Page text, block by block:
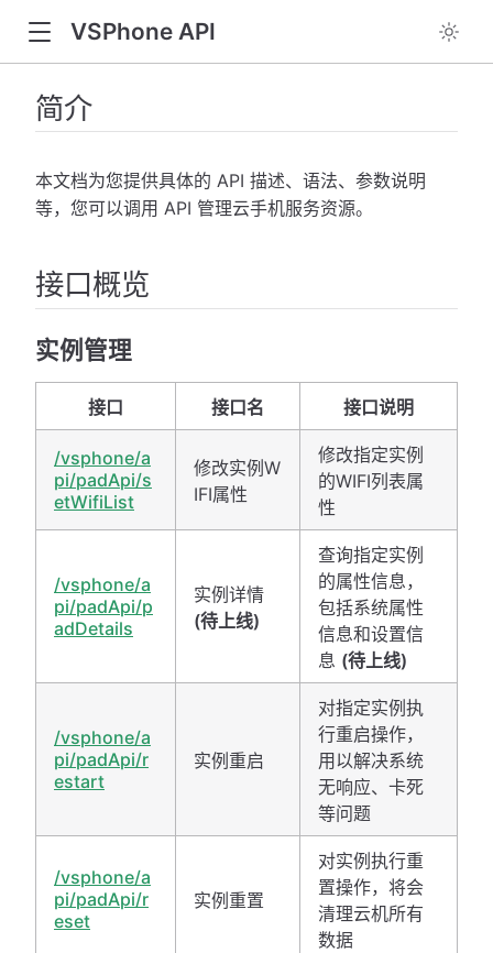
VSPhone API
简介
本文档为您提供具体的 API 描述、语法、参数说明
等，您可以调用 API 管理云手机服务资源。
接口概览
实例管理
接口 接口名 接口说明
/vsphone/a
pi/padApi/s
etWifiList
修改实例W
IFI属性
修改指定实例
的WIFI列表属
性
/vsphone/a
pi/padApi/p
adDetails
实例详情
(待上线)
查询指定实例
的属性信息，
包括系统属性
信息和设置信
息 (待上线)
/vsphone/a
pi/padApi/r
estart
实例重启
对指定实例执
行重启操作，
用以解决系统
无响应、卡死
等问题
/vsphone/a
pi/padApi/r
eset
实例重置
对实例执行重
置操作，将会
清理云机所有
数据